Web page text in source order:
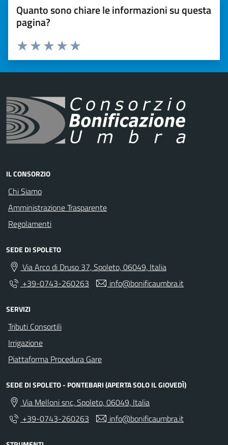
Quanto sono chiare le informazioni su questa
pagina?
Valuta 5 stelle su 5
Valuta 4 stelle su 5
Valuta 3 stelle su 5
Valuta 2 stelle su 5
Valuta 1 stelle su 5
IL CONSORZIO
Chi Siamo
Amministrazione Trasparente
Regolamenti
SEDE DI SPOLETO
Via Arco di Druso 37, Spoleto, 06049, Italia
+39-0743-260263
info@bonificaumbra.it
SERVIZI
Tributi Consortili
Irrigazione
Piattaforma Procedura Gare
SEDE DI SPOLETO - PONTEBARI (APERTA SOLO IL GIOVEDÌ)
Via Melloni snc, Spoleto, 06049, Italia
+39-0743-260263
info@bonificaumbra.it